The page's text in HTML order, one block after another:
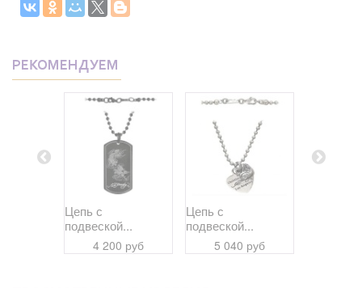
РЕКОМЕНДУЕМ
Цепь с
подвеской...
4 200 руб
Цепь с
подвеской...
5 040 руб